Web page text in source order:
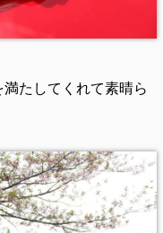
たしてくれて素晴ら